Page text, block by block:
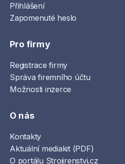
Přihlášení
Zapomenuté heslo
Pro firmy
Registrace firmy
Správa firemního účtu
Možnosti inzerce
O nás
Kontakty
Aktuální mediakit (PDF)
O portálu Strojirenstvi.cz